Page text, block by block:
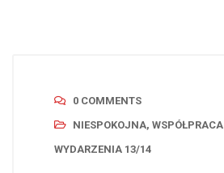
0 COMMENTS
NIESPOKOJNA,
WYDARZENIA 13/14